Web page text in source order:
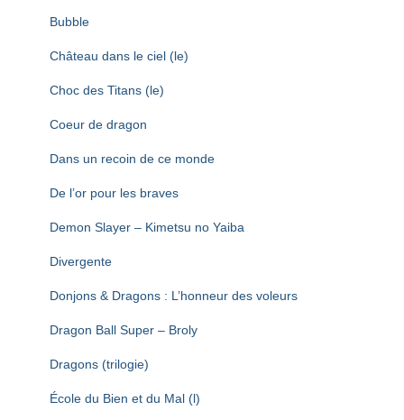
Bubble
Château dans le ciel (le)
Choc des Titans (le)
Coeur de dragon
Dans un recoin de ce monde
De l’or pour les braves
Demon Slayer – Kimetsu no Yaiba
Divergente
Donjons & Dragons : L’honneur des voleurs
Dragon Ball Super – Broly
Dragons (trilogie)
École du Bien et du Mal (l)